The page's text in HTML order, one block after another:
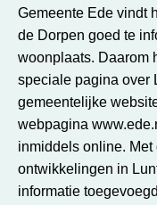
Gemeente Ede vindt
de Dorpen goed te
woonplaats. Daarom
speciale pagina over
gemeentelijke
webpagina
inmiddels online.
ontwikkelingen in
informatie